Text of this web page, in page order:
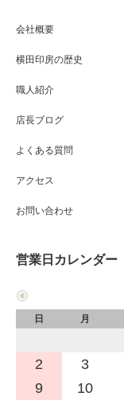
会社概要
横田印房の歴史
職人紹介
店長ブログ
よくある質問
アクセス
お問い合わせ
営業日カレンダー
日 月
2
3
9
10